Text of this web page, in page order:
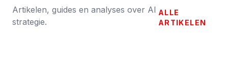
Artikelen, guides en analyses over AI
strategie.
ALLE
ARTIKELEN